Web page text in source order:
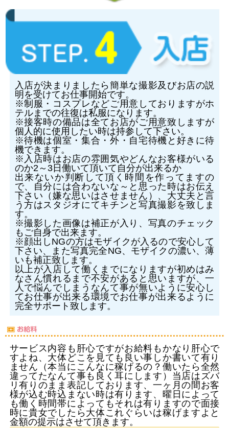
入店が決まりましたら簡単な撮影及びお店の説
明を受けてお仕事開始です。
※制服・コスプレなどご用意しておりますがホ
テルまでの往復は私服になります。
※接客時の備品は全てお店がご用意致しますが
個人的に使用したい時は持参して下さい。
※待機は個室・集合・外・自宅待機と好きに待
機できます。
※入店時はお店の雰囲気やどんなお客様がいる
のか2～3日働いて頂いて自分が出来るか
出来ないか判断して頂く時間を作ってますの
で、自分には合わないな～と思った時はお伝え
下さい（嫌な思いはさせません）、大丈夫と言
う方はスタジオにてキチンと写真撮影を致しま
す。
※撮影した画像は補正が入り、写真のチェック
もご自身で出来ます。
※顔出しNGの方はモザイクが入るので安心して
下さい、また写真完全NG、モザイクの濃い、薄
いも補正致します。
以上が入店して働くまでになりますが初めはみ
なさん慣れるまで不安があると思いますが、一
人で悩んでしまうなんて事が無いように安心し
てお仕事が出来る環境でお仕事が出来るように
完全サポート致します。
サービス内容も肝心ですがお給料もかなり肝心で
すよね、大体どこを見ても良い事しか書いて有り
ません（本当にこんなに稼げるの？働いたら全然
違ってたなんて事も良く耳にします）当店はズバ
リ有りのまま表記しております、一ヶ月の間お客
様が込む時込まない時は有ります、曜日によって
も働く時間帯によってもそれは有りますので面接
時に貴女でしたら大体これぐらいは稼げますよと
金額の提示はさせて頂きます。